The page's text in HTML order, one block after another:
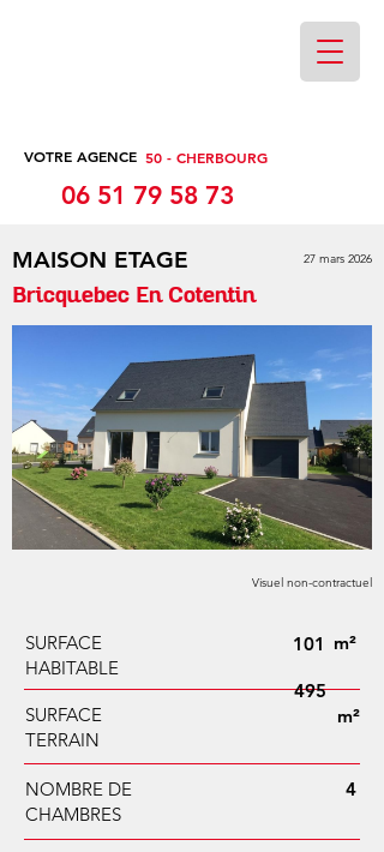
VOTRE AGENCE 50 - CHERBOURG
06 51 79 58 73
MAISON ETAGE 27 mars 2026
Bricquebec En Cotentin
Visuel non-contractuel
SURFACE
HABITABLE
101
SURFACE
TERRAIN
m²
NOMBRE DE
CHAMBRES
4
495
m²